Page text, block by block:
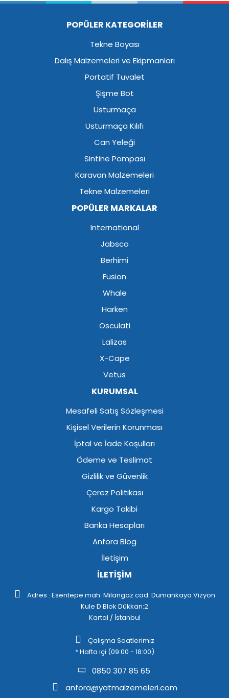
POPÜLER KATEGORİLER
Tekne Boyası
Dalış Malzemeleri ve Ekipmanları
Portatif Tuvalet
Şişme Bot
Usturmaça
Usturmaça Kılıfı
Can Yeleği
Sintine Pompası
Karavan Malzemeleri
Tekne Malzemeleri
POPÜLER MARKALAR
International
Jabsco
Berhimi
Fusion
Whale
Harken
Osculati
Lalizas
X-Cape
Vetus
KURUMSAL
Mesafeli Satış Sözleşmesi
Kişisel Verilerin Korunması
İptal ve İade Koşulları
Ödeme ve Teslimat
Gizlilik ve Güvenlik
Çerez Politikası
Kargo Takibi
Banka Hesapları
Anfora Blog
İletişim
İLETİŞİM
Adres : Esentepe mah. Milangaz cad. Dumankaya Vizyon
Kule D Blok Dükkan:2
Kartal / İstanbul
Çalışma Saatlerimiz
* Hafta içi (09:00 - 18:00)
0850 307 85 65
anfora@yatmalzemeleri.com